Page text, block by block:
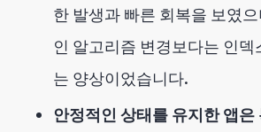
한 발생과 빠른 회복을 보였
인 알고리즘 변경보다는 인
는 양상이었습니다.
안정적인 상태를 유지한 앱